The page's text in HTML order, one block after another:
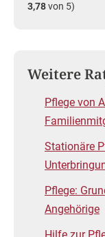
3,78von 5)
Weitere
Pflege von
Stationäre
Pflege:
Angehörige